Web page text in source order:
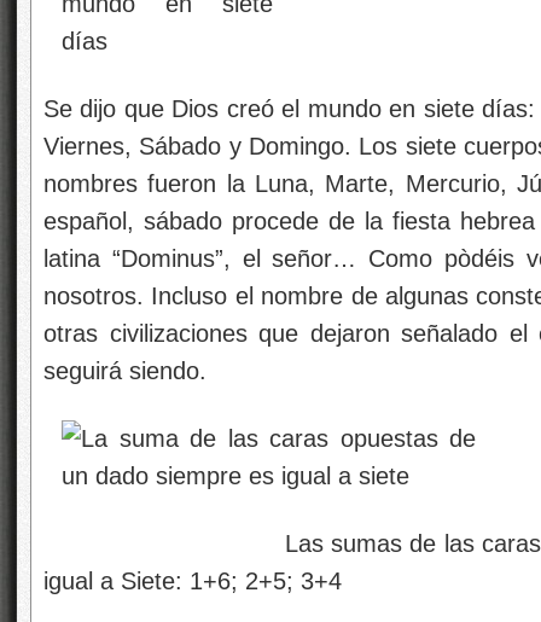
Se dijo que Dios creó el mundo en siete
Viernes, Sábado y Domingo. Los siete
nombres fueron la Luna, Marte, Mercurio,
español, sábado procede de la fiesta
latina “Dominus”, el señor… Como pòdéis
nosotros. Incluso el nombre de algunas
otras civilizaciones que dejaron señalado
seguirá siendo.
Las sumas de las caras
igual a Siete: 1+6; 2+5; 3+4